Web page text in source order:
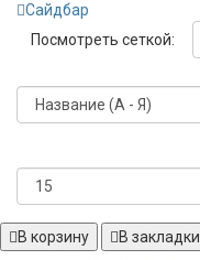
Сайдбар
Посмотреть сеткой:
В корзину В закладки